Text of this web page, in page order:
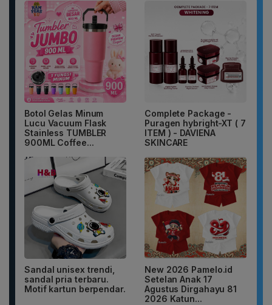
Botol Gelas Minum
Lucu Vacuum Flask
Stainless TUMBLER
900ML Coffee...
Complete Package -
Puragen hybright-XT ( 7
ITEM ) - DAVIENA
SKINCARE
Sandal unisex trendi,
sandal pria terbaru.
Motif kartun berpendar.
New 2026 Pamelo.id
Setelan Anak 17
Agustus Dirgahayu 81
2026 Katun...